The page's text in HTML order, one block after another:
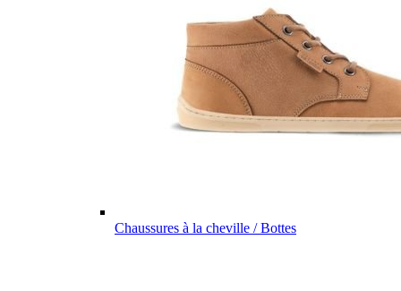
Chaussures à la cheville / Bottes